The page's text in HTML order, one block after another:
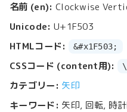
名前 (en): Clockwise
Unicode: U+1F503
HTMLコード:
&#x1F503;
CSSコード (content用):
カテゴリー: 矢印
キーワード: 矢印, 回転, 時